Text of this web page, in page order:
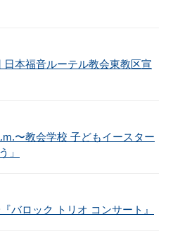
日本福音ルーテル教会東教区宣
〜教会学校 子どもイースター
」
バロック トリオ コンサート』